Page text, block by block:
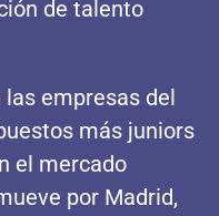
de talento
empresas del
más juniors
el mercado
por Madrid,